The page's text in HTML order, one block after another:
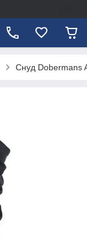
Снуд Dobermans